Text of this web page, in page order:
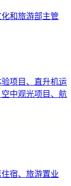
和旅游部主管
项目、直升机运
中观光项目、航
宿、旅游置业